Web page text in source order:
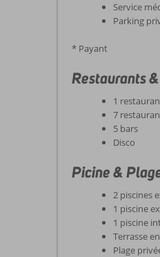
Service
Parking
* Payant
Restaurants
1
7
5 bars
Disco
Picine &
2 piscines
1 piscine
1 piscine
Terrasse
Plage